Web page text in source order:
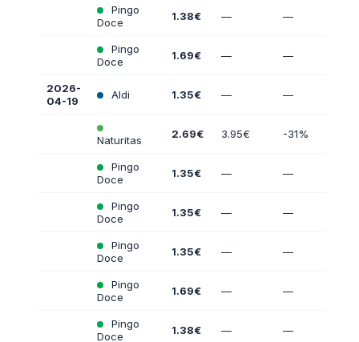
Pingo
Doce
1.38€ — —
Pingo
Doce
1.69€ — —
2026-
04-19
Aldi 1.35€ — —
Naturitas 2.69€ 3.95€ -31%
Pingo
Doce
1.35€ — —
Pingo
Doce
1.35€ — —
Pingo
Doce
1.35€ — —
Pingo
Doce
1.69€ — —
Pingo
Doce
1.38€ — —